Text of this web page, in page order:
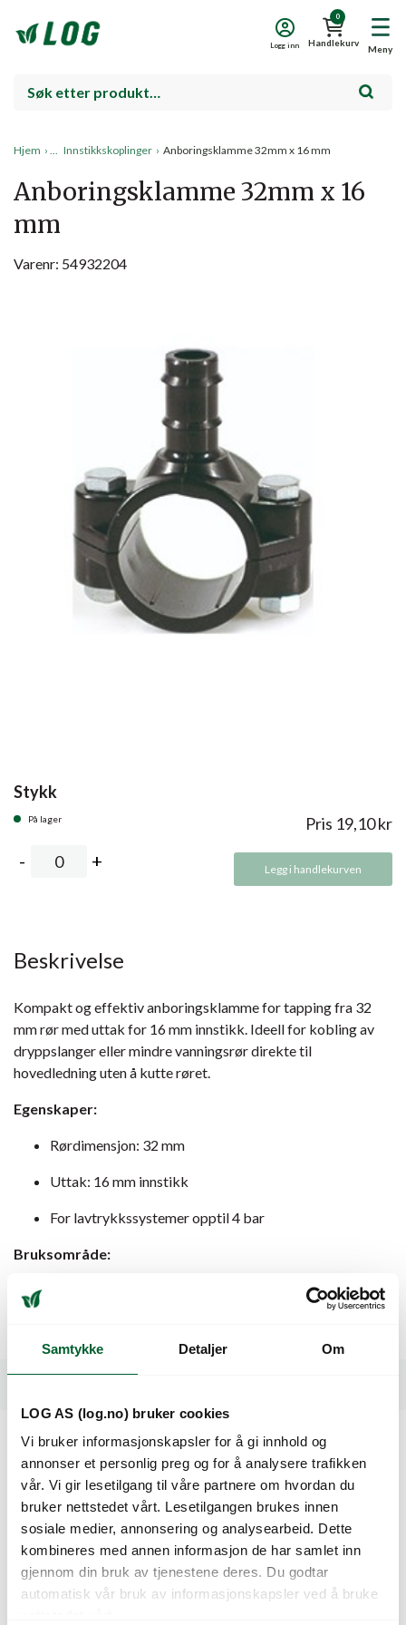
Samtykke Detaljer Om
LOG AS (log.no) bruker cookies
Vi bruker informasjonskapsler for å gi innhold og
annonser et personlig preg og for å analysere trafikken
vår. Vi gir lesetilgang til våre partnere om hvordan du
bruker nettstedet vårt. Lesetilgangen brukes innen
sosiale medier, annonsering og analysearbeid. Dette
kombineres med annen informasjon de har samlet inn
gjennom din bruk av tjenestene deres. Du godtar
automatisk vår bruk av informasjonskapsler ved å bruke
Meny
0
Handlekurv
Logg inn
Hjem › Innstikkskoplinger › Anboringsklamme 32mm x 16 mm
Anboringsklamme 32mm x 16
mm
Varenr: 54932204
Stykk
På lager Pris 19,10kr
Legg i handlekurven
Beskrivelse
Kompakt og effektiv anboringsklamme for tapping fra 32
mm rør med uttak for 16 mm innstikk. Ideell for kobling av
dryppslanger eller mindre vanningsrør direkte til
hovedledning uten å kutte røret.
Egenskaper:
Rørdimensjon: 32 mm
Uttak: 16 mm innstikk
For lavtrykkssystemer opptil 4 bar
Bruksområde:
Effektiv tapping fra tilførselsslangen til drypp- og
mikroanlegg, passer utmerket for profesjonelle gartnerier,
Kunder så også på